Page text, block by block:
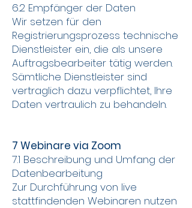
6.2 Empfänger der Daten
Wir setzen für den
Registrierungsprozess technische
Dienstleister ein, die als unsere
Auftragsbearbeiter tätig werden.
Sämtliche Dienstleister sind
vertraglich dazu verpflichtet, Ihre
Daten vertraulich zu behandeln.
7 Webinare via Zoom
7.1 Beschreibung und Umfang der
Datenbearbeitung
Zur Durchführung von live
stattfindenden Webinaren nutzen